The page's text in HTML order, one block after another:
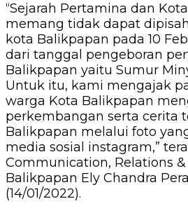
“Sejarah Pertamina dan
memang tidak dapat
kota Balikpapan pada 10
dari tanggal pengeboran
Balikpapan yaitu Sumur
Untuk itu, kami mengajak
warga Kota Balikpapan
perkembangan serta cerita
Balikpapan melalui foto
media sosial instagram,”
Communication, Relations &
Balikpapan Ely Chandra
(14/01/2022).